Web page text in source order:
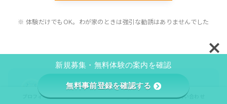
※ 体験だけでもOK。わが家のときは強引な勧誘はありませんでした
料金や口コミがもっと気になる人は、下の記事も
プロフィール プライバシーポリシー/免責事項 お問い合わせ
新規募集・無料体験の案内を確認
無料事前登録を確認する